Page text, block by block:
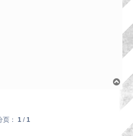
页
首
页： 1 / 1